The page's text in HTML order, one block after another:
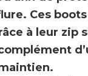
Ces
à leur zip